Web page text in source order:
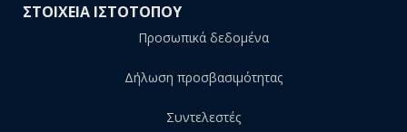
ΣΤΟΙΧΕΙΑ ΙΣΤΟΤΟΠΟΥ
Προσωπικά δεδομένα
Δήλωση προσβασιμότητας
Συντελεστές